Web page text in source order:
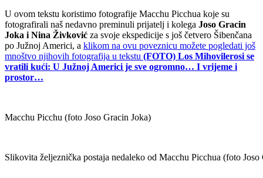
U ovom tekstu koristimo fotografije Macchu Picchua koje su
fotografirali naš nedavno preminuli prijatelj i kolega Joso Gracin
Joka i Nina Živković za svoje ekspedicije s još četvero Šibenčana
po Južnoj Americi, a klikom na ovu poveznicu možete pogledati još
mnoštvo njihovih fotografija u tekstu (FOTO) Los Mihovilerosi se
vratili kući: U Južnoj Americi je sve ogromno… I vrijeme i
prostor…
Macchu Picchu (foto Joso Gracin Joka)
Slikovita željeznička postaja nedaleko od Macchu Picchua (foto Joso